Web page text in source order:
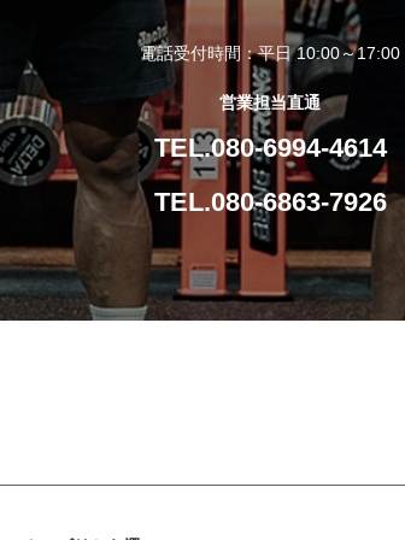
電話受付時間：平日 10:00～17:00
営業担当直通
TEL.080-6994-4614
TEL.080-6863-7926